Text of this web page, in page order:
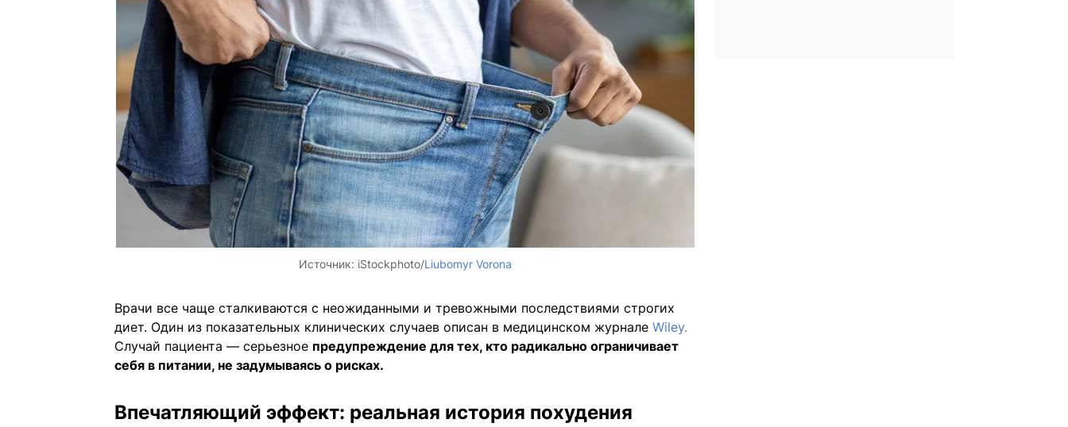
Источник: iStockphoto/Liubomyr Vorona
Врачи все чаще сталкиваются с неожиданными и тревожными последствиями строгих
диет. Один из показательных клинических случаев описан в медицинском журнале Wiley.
Случай пациента — серьезное предупреждение для тех, кто радикально ограничивает
себя в питании, не задумываясь о рисках.
Впечатляющий эффект: реальная история похудения